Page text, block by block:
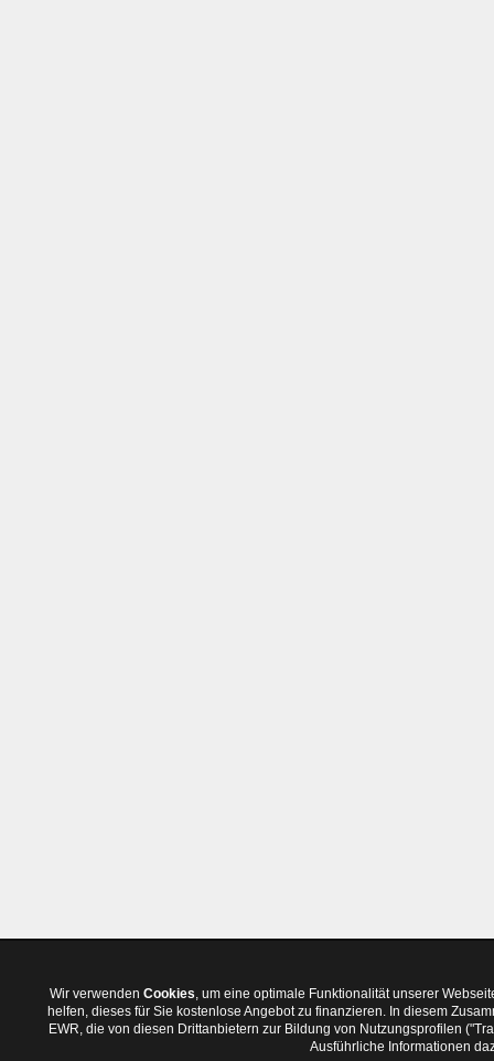
Wir verwenden Cookies, um eine optimale Funktionalität unserer
helfen, dieses für Sie kostenlose Angebot zu finanzieren. In diesem
EWR, die von diesen Drittanbietern zur Bildung von Nutzungsprofilen
Ausführliche Informationen